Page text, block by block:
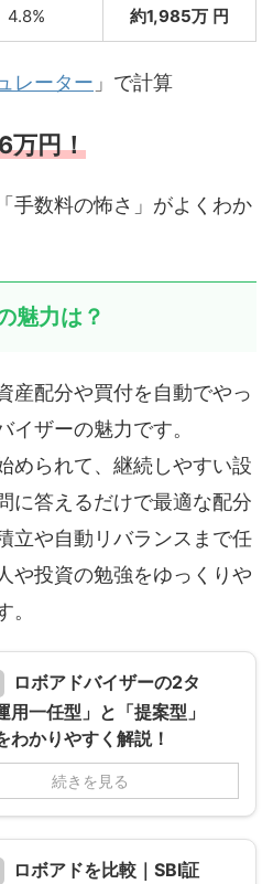
4.8% 約1,985万 円
レーター 」で計算
万円！
手数料の怖さ」がよくわか
魅力は？
産配分や買付を自動でやっ
イザーの魅力です。
められて、継続しやすい設
に答えるだけで最適な配分
立や自動リバランスまで任
や投資の勉強をゆっくりや
。
ロボアドバイザーの2タ
用一任型」と「提案型」
わかりやすく解説！
続きを見る
ロボアドを比較｜SBI証